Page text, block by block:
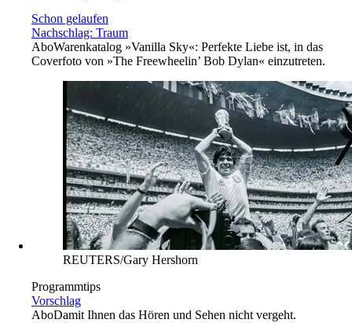
Schon gelaufen
Nachschlag: Traum
AboWarenkatalog »Vanilla Sky«: Perfekte Liebe ist, in das
Coverfoto von »The Freewheelin’ Bob Dylan« einzutreten.
REUTERS/Gary Hershorn
Programmtips
Vorschlag
AboDamit Ihnen das Hören und Sehen nicht vergeht.